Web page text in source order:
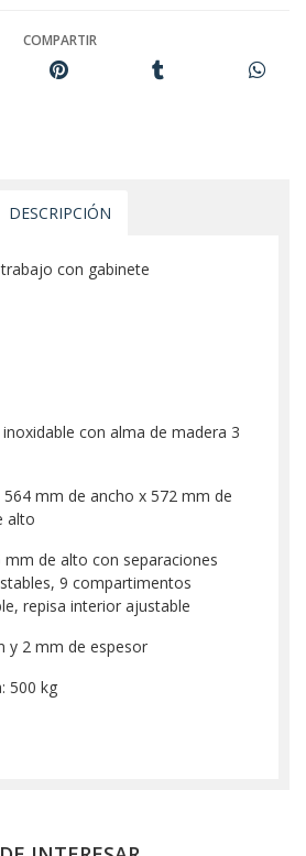
COMPARTIR
DESCRIPCIÓN
con gabinete
con alma de madera 3
mm de ancho x 572 mm de
alto
mm de alto con separaciones
9 compartimentos
repisa interior ajustable
y 2 mm de espesor
500 kg